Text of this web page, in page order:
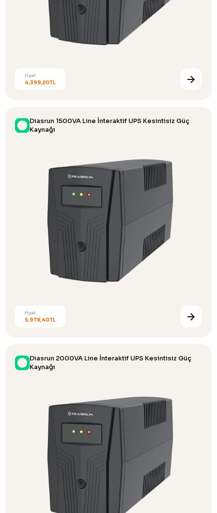
Fiyat
4.399,20TL
Diasrun 1500VA Line İnteraktif UPS Kesintisiz Güç
Kaynağı
Fiyat
5.978,40TL
Diasrun 2000VA Line İnteraktif UPS Kesintisiz Güç
Kaynağı